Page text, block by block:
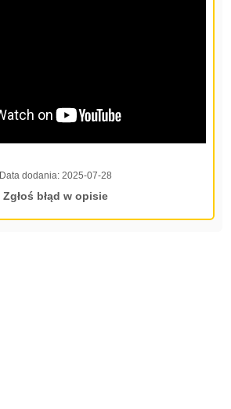
Data dodania: 2025-07-28
Zgłoś błąd w opisie